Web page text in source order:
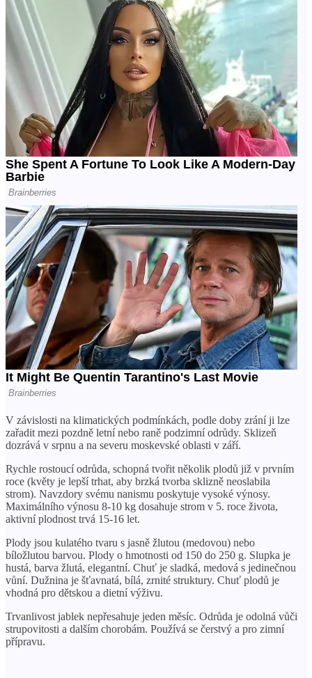
V závislosti na klimatických podmínkách, podle doby zrání ji lze
zařadit mezi pozdně letní nebo raně podzimní odrůdy. Sklizeň
dozrává v srpnu a na severu moskevské oblasti v září.
Rychle rostoucí odrůda, schopná tvořit několik plodů již v prvním
roce (květy je lepší trhat, aby brzká tvorba sklizně neoslabila
strom). Navzdory svému nanismu poskytuje vysoké výnosy.
Maximálního výnosu 8-10 kg dosahuje strom v 5. roce života,
aktivní plodnost trvá 15-16 let.
Plody jsou kulatého tvaru s jasně žlutou (medovou) nebo
bíložlutou barvou. Plody o hmotnosti od 150 do 250 g. Slupka je
hustá, barva žlutá, elegantní. Chuť je sladká, medová s jedinečnou
vůní. Dužnina je šťavnatá, bílá, zrnité struktury. Chuť plodů je
vhodná pro dětskou a dietní výživu.
Trvanlivost jablek nepřesahuje jeden měsíc. Odrůda je odolná vůči
strupovitosti a dalším chorobám. Používá se čerstvý a pro zimní
přípravu.